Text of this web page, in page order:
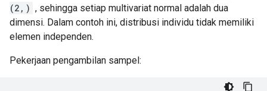
(2,) , sehingga setiap multivariat normal adalah dua
dimensi. Dalam contoh ini, distribusi individu tidak memiliki
elemen independen.
Pekerjaan pengambilan sampel: